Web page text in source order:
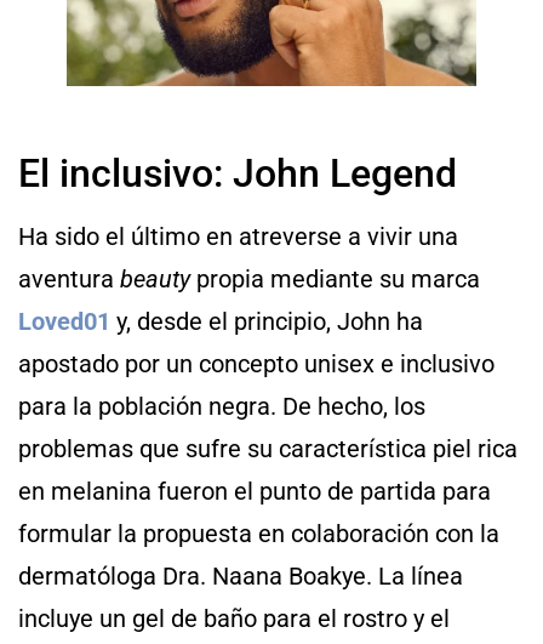
El inclusivo: John Legend
Ha sido el último en atreverse a vivir una
aventura beautypropia mediante su marca
Loved01 y, desde el principio, John ha
apostado por un concepto unisex e inclusivo
para la población negra. De hecho, los
problemas que sufre su característica piel rica
en melanina fueron el punto de partida para
formular la propuesta en colaboración con la
dermatóloga Dra. Naana Boakye. La línea
incluye un gel de baño para el rostro y el